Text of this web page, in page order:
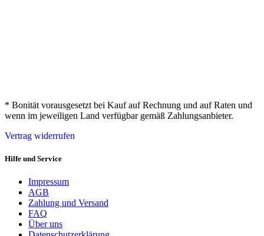
* Bonität vorausgesetzt bei Kauf auf Rechnung und auf Raten und
wenn im jeweiligen Land verfügbar gemäß Zahlungsanbieter.
Vertrag widerrufen
Hilfe und Service
Impressum
AGB
Zahlung und Versand
FAQ
Über uns